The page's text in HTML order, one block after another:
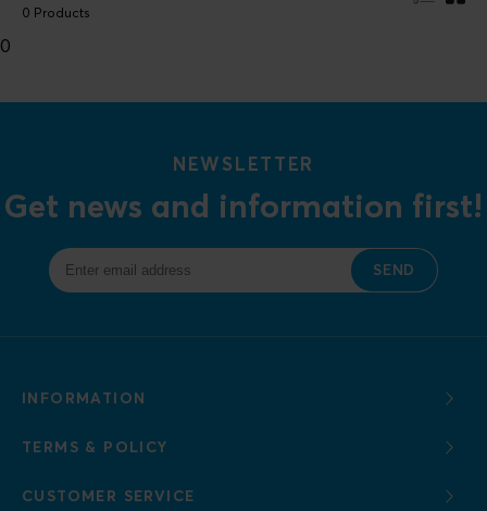
0 Products
0
NEWSLETTER
Get news and information first!
SEND
INFORMATION
TERMS & POLICY
CUSTOMER SERVICE